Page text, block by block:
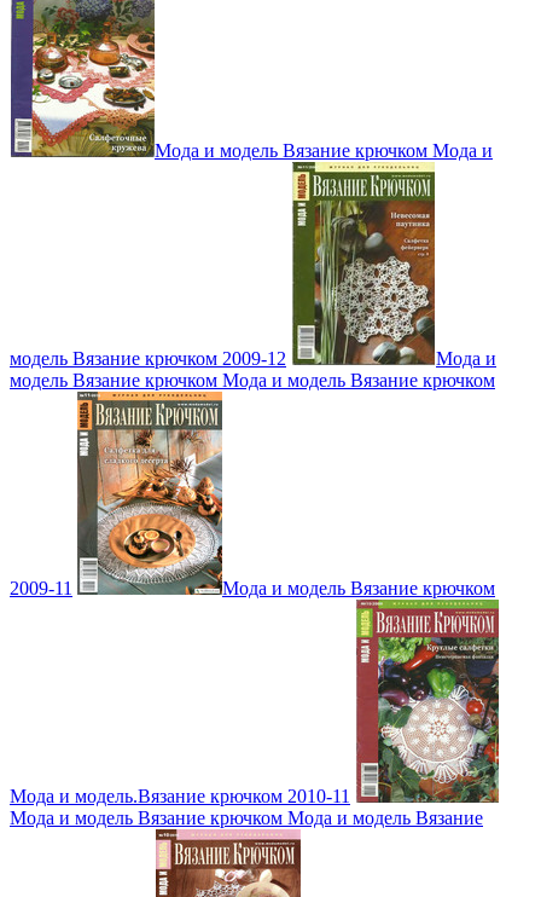
Мода и модель Вязание крючком Мода и
модель Вязание крючком 2009-12
Мода и
модель Вязание крючком Мода и модель Вязание крючком
2009-11 Мода и модель Вязание крючком
Мода и модель.Вязание крючком 2010-11
Мода и модель Вязание крючком Мода и модель Вязание